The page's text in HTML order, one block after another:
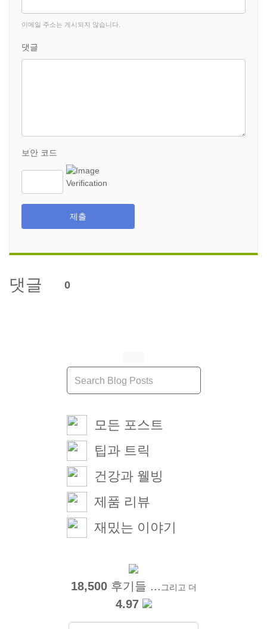
이메일 주소는 게시되지 않습니다.
댓글
보안 코드
제출
댓글 0
모든 포스트
팁과 트릭
건강과 웰빙
제품 리뷰
재밌는 이야기
18,500후기들 ... 그리고 더
4.97